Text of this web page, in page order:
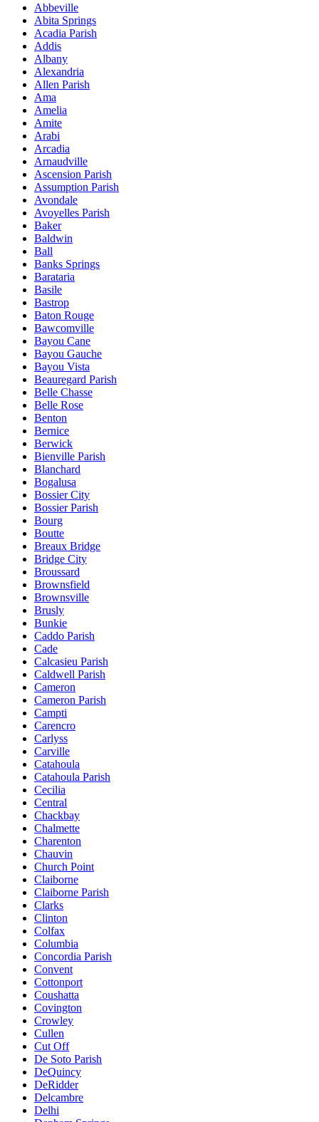
Abbeville
Abita Springs
Acadia Parish
Addis
Albany
Alexandria
Allen Parish
Ama
Amelia
Amite
Arabi
Arcadia
Arnaudville
Ascension Parish
Assumption Parish
Avondale
Avoyelles Parish
Baker
Baldwin
Ball
Banks Springs
Barataria
Basile
Bastrop
Baton Rouge
Bawcomville
Bayou Cane
Bayou Gauche
Bayou Vista
Beauregard Parish
Belle Chasse
Belle Rose
Benton
Bernice
Berwick
Bienville Parish
Blanchard
Bogalusa
Bossier City
Bossier Parish
Bourg
Boutte
Breaux Bridge
Bridge City
Broussard
Brownsfield
Brownsville
Brusly
Bunkie
Caddo Parish
Cade
Calcasieu Parish
Caldwell Parish
Cameron
Cameron Parish
Campti
Carencro
Carlyss
Carville
Catahoula
Catahoula Parish
Cecilia
Central
Chackbay
Chalmette
Charenton
Chauvin
Church Point
Claiborne
Claiborne Parish
Clarks
Clinton
Colfax
Columbia
Concordia Parish
Convent
Cottonport
Coushatta
Covington
Crowley
Cullen
Cut Off
De Soto Parish
DeQuincy
DeRidder
Delcambre
Delhi